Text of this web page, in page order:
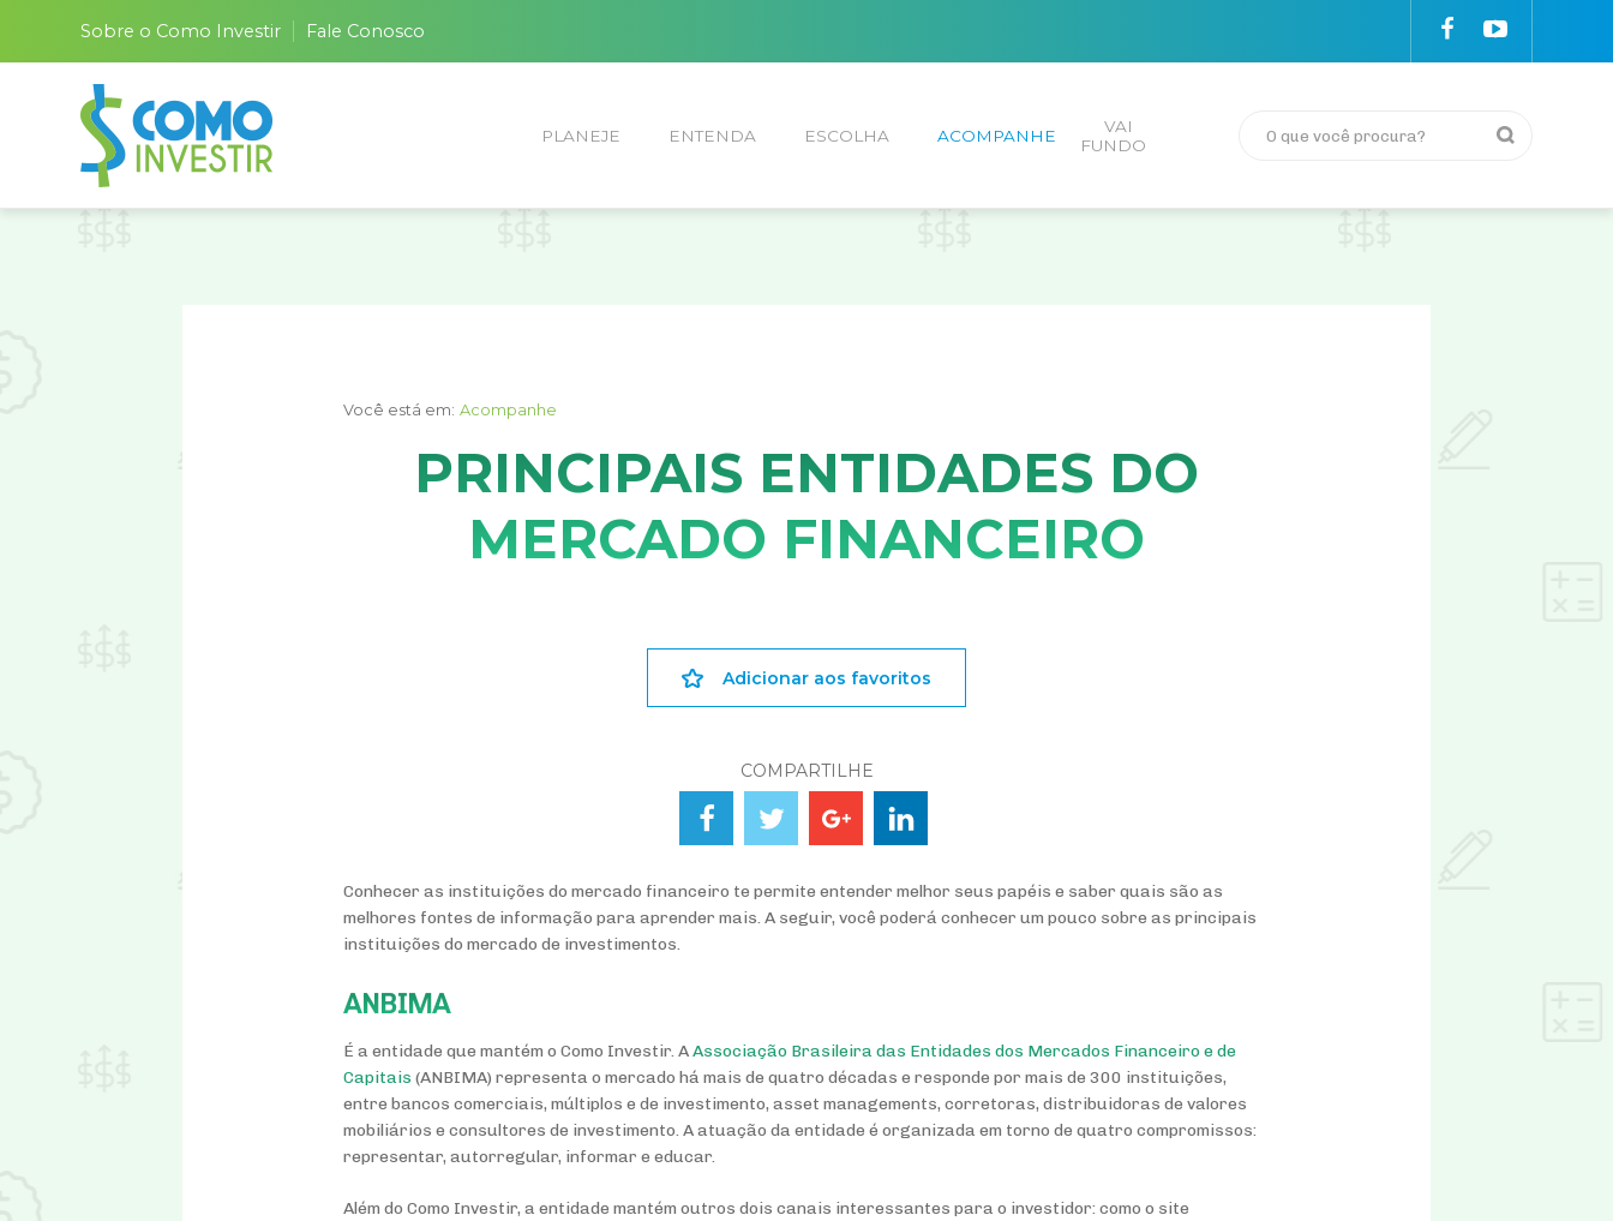
Sobre o Como Investir Fale Conosco
PLANEJE ENTENDA ESCOLHA ACOMPANHE
VAI
FUNDO
Você está em: Acompanhe
PRINCIPAIS ENTIDADES DO
MERCADO FINANCEIRO
Adicionar aos favoritos
COMPARTILHE
Conhecer as instituições do mercado financeiro te permite entender melhor seus papéis e saber quais são as
melhores fontes de informação para aprender mais. A seguir, você poderá conhecer um pouco sobre as principais
instituições do mercado de investimentos.
ANBIMA
É a entidade que mantém o Como Investir. AAssociação Brasileira das Entidades dos Mercados Financeiro e de
Capitais (ANBIMA) representa o mercado há mais de quatro décadas e responde por mais de 300 instituições,
entre bancos comerciais, múltiplos e de investimento, asset managements, corretoras, distribuidoras de valores
mobiliários e consultores de investimento. A atuação da entidade é organizada em torno de quatro compromissos:
representar, autorregular, informar e educar.
Além do Como Investir, a entidade mantém outros dois canais interessantes para o investidor: como o site